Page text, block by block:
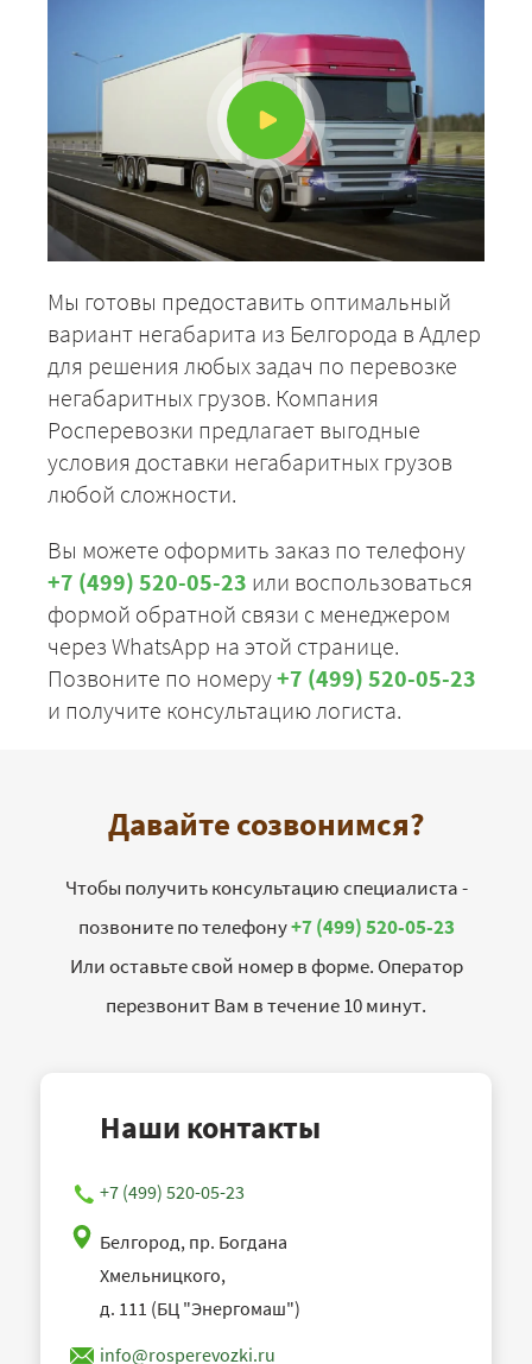
Мы готовы предоставить оптимальный
вариант негабарита из Белгорода в Адлер
для решения любых задач по перевозке
негабаритных грузов. Компания
Росперевозки предлагает выгодные
условия доставки негабаритных грузов
любой сложности.
Вы можете оформить заказ по телефону
+7 (499) 520-05-23 или воспользоваться
формой обратной связи с менеджером
через WhatsApp на этой странице.
Позвоните по номеру+7 (499) 520-05-23
и получите консультацию логиста.
Давайте созвонимся?
Чтобы получить консультацию специалиста -
позвоните по телефону+7 (499) 520-05-23
Или оставьте свой номер в форме. Оператор
перезвонит Вам в течение 10 минут.
Наши контакты
+7 (499) 520-05-23
Белгород, пр. Богдана
Хмельницкого,
д. 111 (БЦ "Энергомаш")
info@rosperevozki.ru